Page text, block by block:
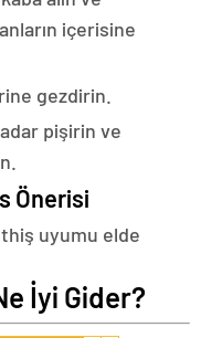
içerisine
gezdirin.
pişirin ve
Önerisi
uyumu elde
İyi Gider?